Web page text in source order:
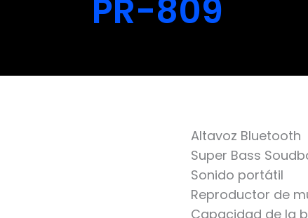
PR-809
Altavoz Bluetooth
Super Bass
Sonido portátil
Reproductor de
Capacidad de la